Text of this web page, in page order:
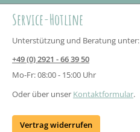
Service-Hotline
Unterstützung und Beratung unter:
+49 (0) 2921 - 66 39 50
Mo-Fr: 08:00 - 15:00 Uhr
Oder über unser Kontaktformular.
Vertrag widerrufen